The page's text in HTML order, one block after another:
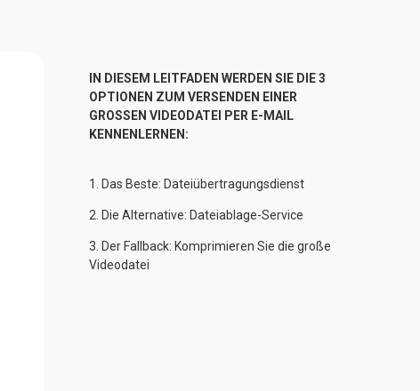
IN DIESEM LEITFADEN WERDEN SIE DIE 3
OPTIONEN ZUM VERSENDEN EINER
GROSSEN VIDEODATEI PER E-MAIL
KENNENLERNEN:
1. Das Beste: Dateiübertragungsdienst
2. Die Alternative: Dateiablage-Service
3. Der Fallback: Komprimieren Sie die große
Videodatei